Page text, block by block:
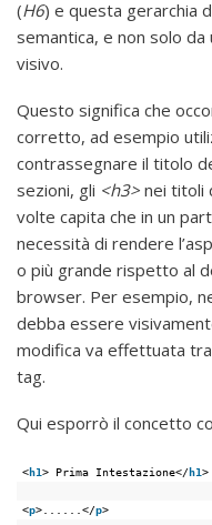
(H6) e questa gerarchia
semantica, e non solo
visivo.
Questo significa che
corretto, ad esempio
contrassegnare il titolo
sezioni, gli <h3> nei titoli
volte capita che in un
necessità di rendere
o più grande rispetto al
browser. Per esempio,
debba essere
modifica va effettuata
tag.
Qui esporrò il concetto
<h1> Prima Intestazione</h1>
<p>......</p>